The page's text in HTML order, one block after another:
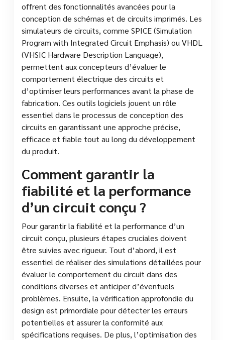
offrent des fonctionnalités avancées pour la
conception de schémas et de circuits imprimés. Les
simulateurs de circuits, comme SPICE (Simulation
Program with Integrated Circuit Emphasis) ou VHDL
(VHSIC Hardware Description Language),
permettent aux concepteurs d’évaluer le
comportement électrique des circuits et
d’optimiser leurs performances avant la phase de
fabrication. Ces outils logiciels jouent un rôle
essentiel dans le processus de conception des
circuits en garantissant une approche précise,
efficace et fiable tout au long du développement
du produit.
Comment garantir la
fiabilité et la performance
d’un circuit conçu ?
Pour garantir la fiabilité et la performance d’un
circuit conçu, plusieurs étapes cruciales doivent
être suivies avec rigueur. Tout d’abord, il est
essentiel de réaliser des simulations détaillées pour
évaluer le comportement du circuit dans des
conditions diverses et anticiper d’éventuels
problèmes. Ensuite, la vérification approfondie du
design est primordiale pour détecter les erreurs
potentielles et assurer la conformité aux
spécifications requises. De plus, l’optimisation des